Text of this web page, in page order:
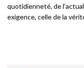
quotidienneté, de
exigence, celle de la